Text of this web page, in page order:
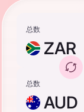
总数
ZAR
总数
AUD